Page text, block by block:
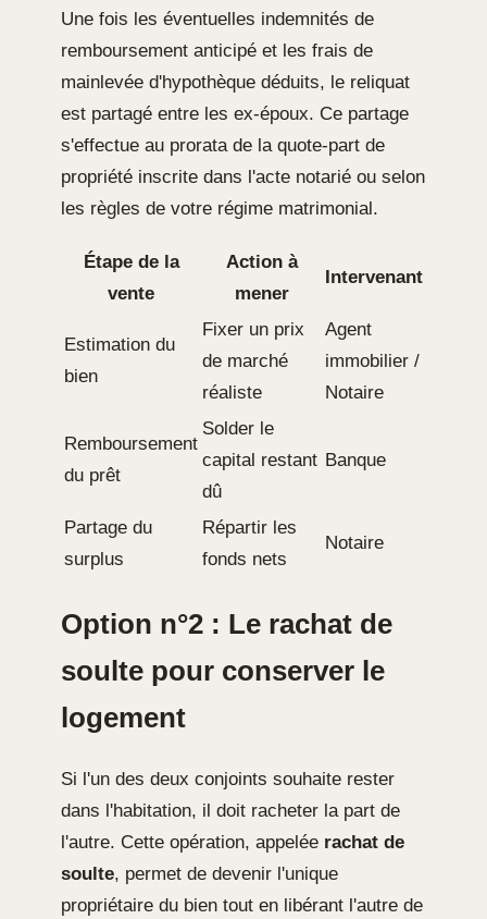
Une fois les éventuelles indemnités de
remboursement anticipé et les frais de
mainlevée d'hypothèque déduits, le reliquat
est partagé entre les ex-époux. Ce partage
s'effectue au prorata de la quote-part de
propriété inscrite dans l'acte notarié ou selon
les règles de votre régime matrimonial.
Étape de la
vente
Action à
mener
Intervenant
Estimation du
bien
Fixer un prix
de marché
réaliste
Agent
immobilier /
Notaire
Remboursement
du prêt
Solder le
capital restant
dû
Banque
Partage du
surplus
Répartir les
fonds nets
Notaire
Option n°2 : Le rachat de
soulte pour conserver le
logement
Si l'un des deux conjoints souhaite rester
dans l'habitation, il doit racheter la part de
l'autre. Cette opération, appelée rachat de
soulte, permet de devenir l'unique
propriétaire du bien tout en libérant l'autre de